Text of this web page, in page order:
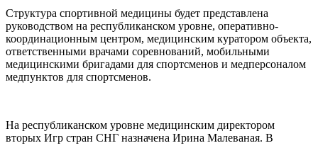
Структура спортивной медицины будет представлена
руководством на республиканском уровне, оперативно-
координационным центром, медицинским куратором объекта,
ответственными врачами соревнований, мобильными
медицинскими бригадами для спортсменов и медперсоналом
медпунктов для спортсменов.
На республиканском уровне медицинским директором
вторых Игр стран СНГ назначена Ирина Малеваная. В